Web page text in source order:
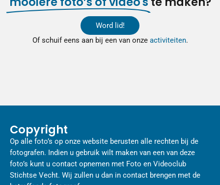
Word lid!
Of schuif eens aan bij een van onze activiteiten.
Copyright
Op alle foto’s op onze website berusten alle rechten bij de
fotografen. Indien u gebruik wilt maken van een van deze
foto’s kunt u contact opnemen met Foto en Videoclub
Stichtse Vecht. Wij zullen u dan in contact brengen met de